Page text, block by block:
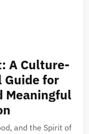
A Culture-
Guide for
Meaningful
and the Spirit of